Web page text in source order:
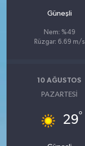
Güneşli
Nem: %49
Rüzgar: 6.69 m/s
10 AĞUSTOS
PAZARTESI
29°